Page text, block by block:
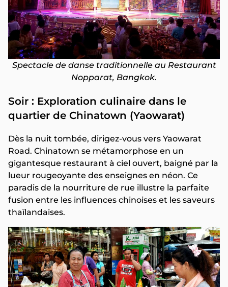
Spectacle de danse traditionnelle au Restaurant
Nopparat, Bangkok.
Soir : Exploration culinaire dans le
quartier de Chinatown (Yaowarat)
Dès la nuit tombée, dirigez-vous vers Yaowarat
Road. Chinatown se métamorphose en un
gigantesque restaurant à ciel ouvert, baigné par la
lueur rougeoyante des enseignes en néon. Ce
paradis de la nourriture de rue illustre la parfaite
fusion entre les influences chinoises et les saveurs
thaïlandaises.